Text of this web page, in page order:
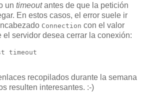
un timeoutantes de que la petición
En estos casos, el error suele ir
Connection con el valor
el servidor desea cerrar la conexión:
timeout
recopilados durante la semana
resulten interesantes. :-)